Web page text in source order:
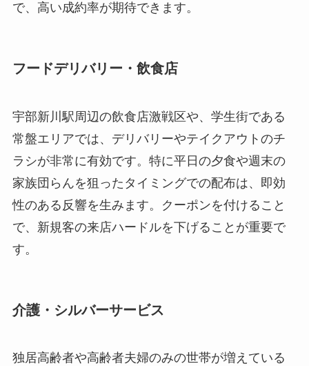
で、高い成約率が期待できます。
フードデリバリー・飲食店
宇部新川駅周辺の飲食店激戦区や、学生街である
常盤エリアでは、デリバリーやテイクアウトのチ
ラシが非常に有効です。特に平日の夕食や週末の
家族団らんを狙ったタイミングでの配布は、即効
性のある反響を生みます。クーポンを付けること
で、新規客の来店ハードルを下げることが重要で
す。
介護・シルバーサービス
独居高齢者や高齢者夫婦のみの世帯が増えている